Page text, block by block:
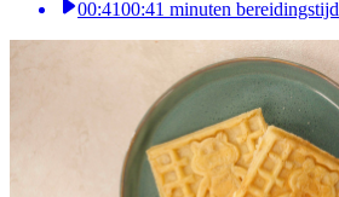
00:4100:41 minuten bereidingstijd